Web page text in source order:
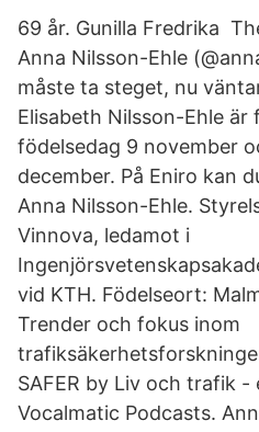
69 år. Gunilla Fredrika
Anna Nilsson-Ehle
måste ta steget, nu
Elisabeth Nilsson-Ehle är
födelsedag 9 november
december. På Eniro kan
Anna Nilsson-Ehle.
Vinnova, ledamot i
vid KTH. Födelseort:
Trender och fokus inom
SAFER by Liv och trafik
Vocalmatic Podcasts.